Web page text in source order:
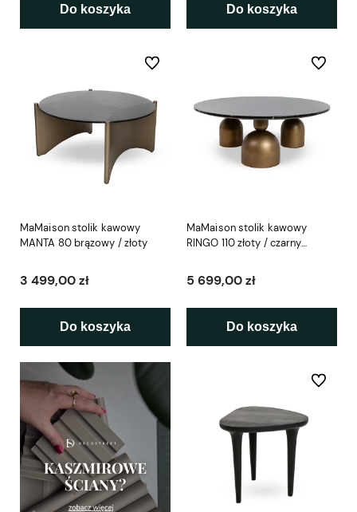
Do koszyka Do koszyka
MaMaison stolik kawowy
MANTA 80 brązowy / złoty
3 499,00 zł
Do koszyka
Do ulubionych
MaMaison stolik kawowy
RINGO 110 złoty / czarny
5 699,00 zł
Do koszyka
Do
Do